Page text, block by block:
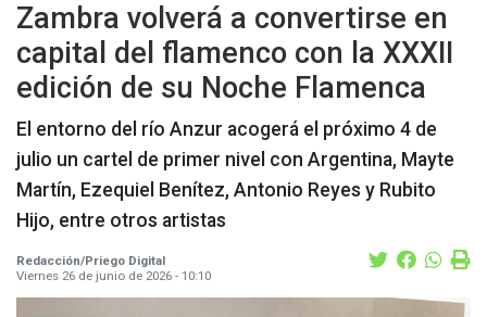
Zambra volverá a convertirse en
capital del flamenco con la XXXII
edición de su Noche Flamenca
El entorno del río Anzur acogerá el próximo 4 de
julio un cartel de primer nivel con Argentina, Mayte
Martín, Ezequiel Benítez, Antonio Reyes y Rubito
Hijo, entre otros artistas
Redacción/Priego Digital
Viernes 26 de junio de 2026 - 10:10